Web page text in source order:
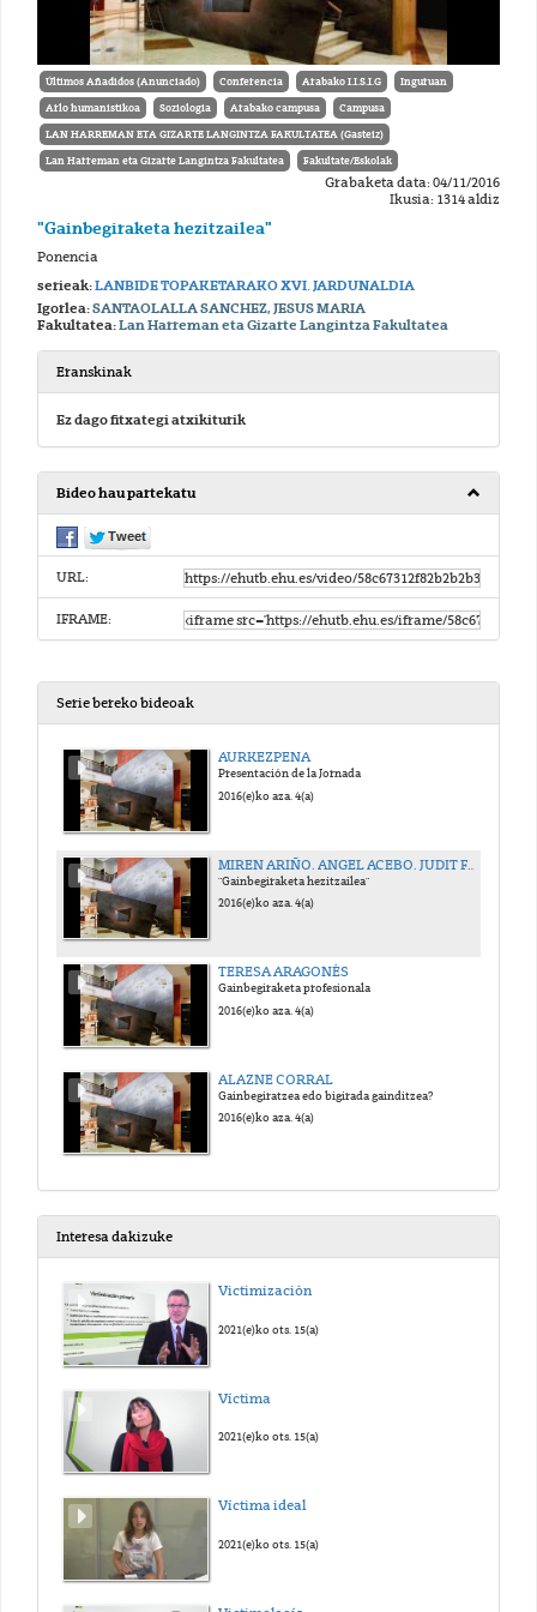
Últimos Añadidos (Anunciado) Conferencia Arabako I.I.S.I.G Inguruan
Arlo humanistikoa Soziologia Arabako campusa Campusa
LAN HARREMAN ETA GIZARTE LANGINTZA FAKULTATEA (Gasteiz)
Lan Harreman eta Gizarte Langintza Fakultatea Fakultate/Eskolak
Grabaketa data: 04/11/2016
Ikusia: 1314 aldiz
"Gainbegiraketa hezitzailea"
Ponencia
serieak:LANBIDE TOPAKETARAKO XVI. JARDUNALDIA
Igorlea:SANTAOLALLA SANCHEZ, JESUS MARIA
Fakultatea:Lan Harreman eta Gizarte Langintza Fakultatea
Eranskinak
Ez dago fitxategi atxikiturik
Bideo hau partekatu
URL:
IFRAME:
Serie bereko bideoak
AURKEZPENA
Presentación de la Jornada
2016(e)ko aza. 4(a)
"Gainbegiraketa hezitzailea"
2016(e)ko aza. 4(a)
TERESA ARAGONÉS
Gainbegiraketa profesionala
2016(e)ko aza. 4(a)
ALAZNE CORRAL
Gainbegiratzea edo bigirada gainditzea?
2016(e)ko aza. 4(a)
Interesa dakizuke
Victimización
2021(e)ko ots. 15(a)
Víctima
2021(e)ko ots. 15(a)
Víctima ideal
2021(e)ko ots. 15(a)